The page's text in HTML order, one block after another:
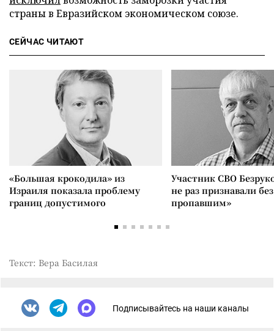
страны в Евразийском экономическом союзе.
СЕЙЧАС ЧИТАЮТ
«Большая крокодила» из
Израиля показала проблему
границ допустимого
Участник СВО
не раз признавали
пропавшим»
Текст: Вера Басилая
Подписывайтесь на наши каналы